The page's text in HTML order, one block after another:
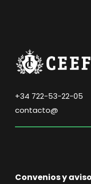
+34 722-53-22-05
contacto@
Convenios y